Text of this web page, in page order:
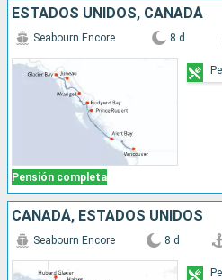
ESTADOS UNIDOS, CANADÁ
Pensión completa
Seabourn Encore 8 d
CANADÁ, ESTADOS UNIDOS
Seabourn Encore 8 d